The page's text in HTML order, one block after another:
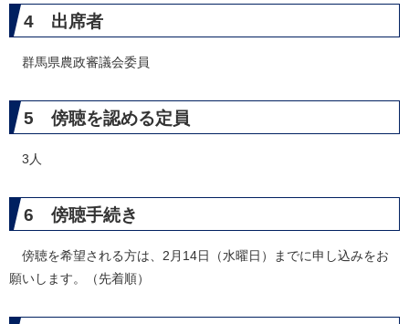
4 出席者
群馬県農政審議会委員
5 傍聴を認める定員
3人
6 傍聴手続き
傍聴を希望される方は、2月14日（水曜日）までに申し込みをお
願いします。（先着順）